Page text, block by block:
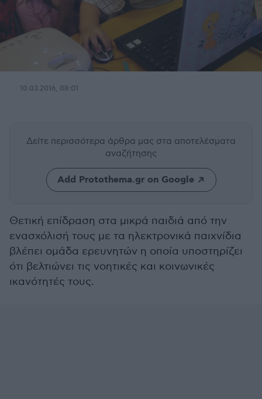
10.03.2016, 08:01
Δείτε περισσότερα άρθρα μας στα αποτελέσματα
αναζήτησης
Add Protothema.gr on Google
Θετική επίδραση στα μικρά παιδιά από την
ενασχόλισή τους με τα ηλεκτρονικά παιχνίδια
βλέπει ομάδα ερευνητών η οποία υποστηρίζει
ότι βελτιώνει τις νοητικές και κοινωνικές
ικανότητές τους.